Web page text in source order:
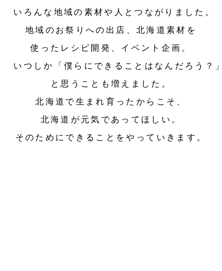
いろんな地域の素材や人とつながりました。
地域のお祭りへの出店、北海道素材を
使ったレシピ開発、イベント企画。
いつしか「僕らにできることはなんだろう？
と思うことも増えました。
北海道で生まれ育ったからこそ、
北海道が元気であってほしい。
そのためにできることをやっていきます。